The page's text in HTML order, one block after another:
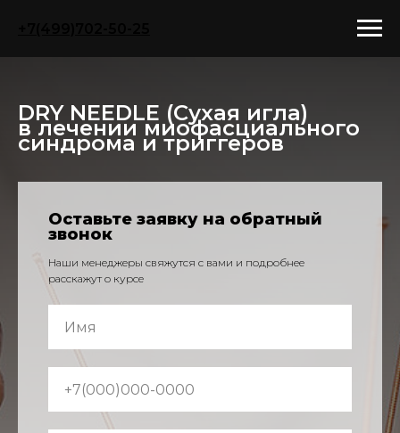
DRY NEEDLE (Сухая игла)
в лечении миофасциального
синдрома и триггеров
Оставьте заявку на обратный
звонок
Наши менеджеры свяжутся с вами и подробнее
расскажут о курсе